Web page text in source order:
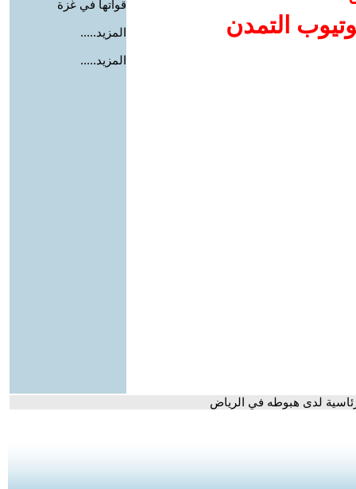
التمدن
قواتها في غزة
المزيد.....
المزيد.....
لدى هبوطه في الرياض